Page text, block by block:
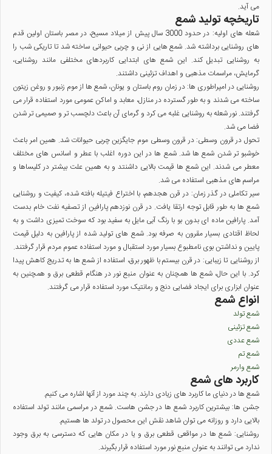
می آید.
تاریخچه تولید شمع
شعله های اولیه
: در حدود 3000 سال پیش از میلاد مسیح، در مصر باستان اولین قدم
های روشنایی برداشته شد. شمعهایی از نی و چربی حیوانی ساخته شد تا تاریکی شب را
به روشنایی تبدیل کند. اینشمع های ابتدایی کاربردهای مختلفی مانند روشنایی،
گرمایش، مراسمات مذهبی و اهداف تزئینی داشتند.
روشنایی در امپراطوری ها: در زمان روم باستان و یونان، شمعها از موم زنبور و روغن زیتون
ساخته می شدند و به طور گسترده در منازل، معابد و اماکن عمومی مورد استفاده قرار می
گرفتند. نور شعله به روشنایی غلبه می کرد و گرمای آن باعث دلچسب تر و صمیمی تر شدن
فضا می شد.
تحول در قرون وسطی: در قرون وسطی موم جایگزین چربی حیوانات شد. همین امر باعث
خوشبو تر شدن شمعها شد.شمع ها در این دوره اغلب با عطر و اسانس های مختلف
معطر می شدند. این شمع ها قیمت بالایی داشنتد و به همین علت بیشتر در کلیساها و
مراسم های مذهبی استفاده می شد.
سیر تکاملی در گذر زمان: در قرن هجدهم، با اختراع فیتیله بافته شده، کیفیت و روشنایی
شمع ها به طور قابل توجه ارتقا یافت. در قرن نوزدهم پارافین از تصفیه نفت خام بدست
آمد. پارافین ماده ای بدون بو با رنگ آبی مایل به سفید بود که سوخت تمیزی داشت و به
لحاظ اقتادی بسیار مقرون به صرفه بود.شمع های تولید شده از پارافین به دلیل قیمت
پایین و نداشتن بوی نامطبوع بسیار مورد استقبال و مورد استفاده عموم مردم قرار گرفتند.
از روشنایی تا زیبایی: در قرن بیستم با ظهور برق، استفاده ازشمعها به تدریج کاهش پیدا
کرد. با این حال،شمع ها همچنان به عنوان منبع نور در هنگام قطعی برق و همچنین به
عنوان ابزاری برای ایجاد فضایی دنج و رمانتیک مورد استفاده قرار می گرفتند.
انواع شمع
شمع تولد
شمع تزئینی
شمع عددی
شمع تم
شمع وارمر
کاربرد های شمع
شمع ها در دنیای ما کاربرد های زیادی دارند. به چند مورد از آنها اشاره می کنیم.
جشن ها: بیشترین کاربرد شمع ها در جشن هاست. شمع در مراسمی مانند تولد استفاده
بالایی دارد و روزانه می توان شاهد نقش این محصول در تولد ها هستیم.
روشنایی: شمع ها در مواقعی قطعی برق و یا در مکان هایی که دسترسی به برق وجود
ندارد می توانند به عنوان منبع نور مورد استفاده قرار بگیرند.